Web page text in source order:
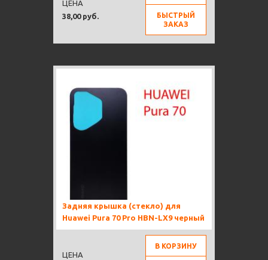
38,00 руб.
ЦЕНА
БЫСТРЫЙ
ЗАКАЗ
Задняя крышка (стекло) для
Huawei Pura 70 Pro HBN-LX9 черный
ЦЕНА
В КОРЗИНУ